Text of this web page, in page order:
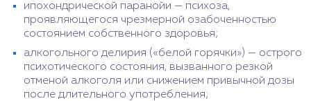
ипохондрической паранойи — психоза,
проявляющегося чрезмерной озабоченностью
состоянием собственного здоровья;
алкогольного делирия («белой горячки») — острого
психотического состояния, вызванного резкой
отменой алкоголя или снижением привычной дозы
после длительного употребления;